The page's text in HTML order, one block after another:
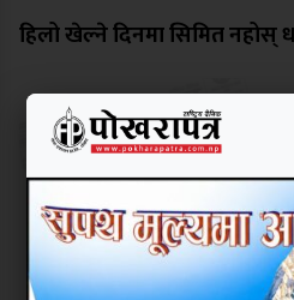
हिलो खेल्ने दिनमा सिमित नहोस्